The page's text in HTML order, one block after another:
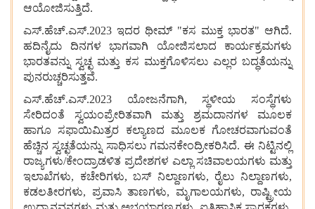
ಆಯೋಜಿಸುತ್ತಿದೆ.
ಎಸ್.ಹೆಚ್.ಎಸ್.2023 ಇದರ ಥೀಮ್ "ಕಸ ಮುಕ್ತ ಭಾರತ" ಆಗಿದೆ.
ಹದಿನೈದು ದಿನಗಳ ಭಾಗವಾಗಿ ಯೋಜಿಸಲಾದ ಕಾರ್ಯಕ್ರಮಗಳು
ಭಾರತವನ್ನು ಸ್ವಚ್ಛ ಮತ್ತು ಕಸ ಮುಕ್ತಗೊಳಿಸಲು ಎಲ್ಲರ ಬದ್ಧತೆಯನ್ನು
ಪುನರುಚ್ಚರಿಸುತ್ತವೆ.
ಎಸ್.ಹೆಚ್.ಎಸ್.2023 ಯೋಜನೆಗಾಗಿ, ಸ್ಥಳೀಯ ಸಂಸ್ಥೆಗಳು
ಸೇರಿದಂತೆ ಸ್ವಯಂಪ್ರೇರಿತವಾಗಿ ಮತ್ತು ಶ್ರಮದಾನಗಳ ಮೂಲಕ
ಹಾಗೂ ಸಫಾಯಿಮಿತ್ರರ ಕಲ್ಯಾಣದ ಮೂಲಕ ಗೋಚರವಾಗುವಂತೆ
ಹೆಚ್ಚಿನ ಸ್ವಚ್ಛತೆಯನ್ನು ಸಾಧಿಸಲು ಗಮನಕೇಂದ್ರೀಕರಿಸಿದೆ. ಈ ನಿಟ್ಟಿನಲ್ಲಿ
ರಾಜ್ಯಗಳು/ಕೇಂದ್ರಾಡಳಿತ ಪ್ರದೇಶಗಳ ಎಲ್ಲಾ ಸಚಿವಾಲಯಗಳು ಮತ್ತು
ಇಲಾಖೆಗಳು, ಕಚೇರಿಗಳು, ಬಸ್ ನಿಲ್ದಾಣಗಳು, ರೈಲು ನಿಲ್ದಾಣಗಳು,
ಕಡಲತೀರಗಳು, ಪ್ರವಾಸಿ ತಾಣಗಳು, ಮೃಗಾಲಯಗಳು, ರಾಷ್ಟ್ರೀಯ